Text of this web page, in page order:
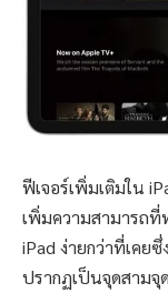
ฟีเจอร์เพิ่มเติมใน
เพิ่มความสามารถ
‌iPad‌ ง่ายกว่าที่เค
ปรากฏเป็นจุดสามจุ